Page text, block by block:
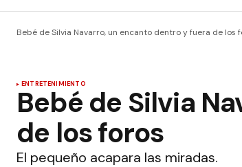
Bebé de Silvia Navarro, un encanto dentro y fuera de los
ENTRETENIMIENTO
Bebé de Silvia
de los foros
El pequeño acapara las miradas.